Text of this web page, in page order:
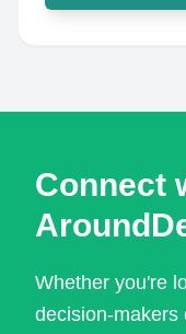
Connect
Whether you're
decision-makers